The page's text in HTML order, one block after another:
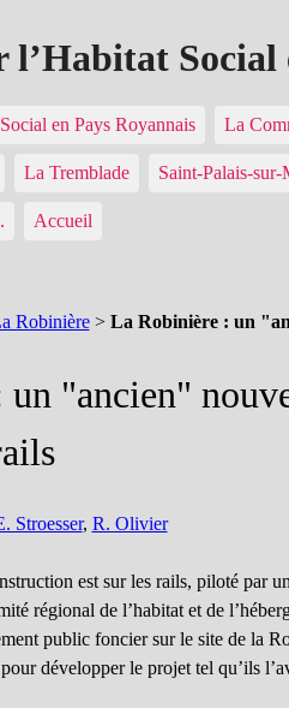
Social
en Pays Royannais La
La Tremblade Saint-Palais-sur-
Accueil
Robinière> La Robinière : un
"ancien"
Stroesser, R. Olivier
est sur les rails, piloté par
régional de l’habitat et de
public foncier sur le site de la
développer le projet tel qu’ils